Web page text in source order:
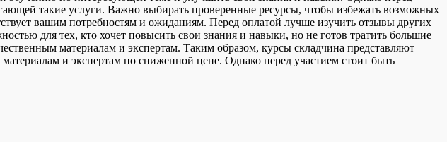
такие услуги. Важно выбирать проверенные ресурсы, чтобы избежать возможных
вашим потребностям и ожиданиям. Перед оплатой лучше изучить отзывы других
для тех, кто хочет повысить свои знания и навыки, но не готов тратить большие
материалам и экспертам. Таким образом, курсы складчина представляют
и экспертам по сниженной цене. Однако перед участием стоит быть